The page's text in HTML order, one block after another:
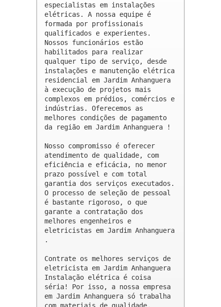
especialistas em instalações
elétricas. A nossa equipe é
formada por profissionais
qualificados e experientes.
Nossos funcionários estão
habilitados para realizar
qualquer tipo de serviço, desde
instalações e manutenção elétrica
residencial em Jardim Anhanguera
à execução de projetos mais
complexos em prédios, comércios e
indústrias. Oferecemos as
melhores condições de pagamento
da região em Jardim Anhanguera !
Nosso compromisso é oferecer
atendimento de qualidade, com
eficiência e eficácia, no menor
prazo possível e com total
garantia dos serviços executados.
O processo de seleção de pessoal
é bastante rigoroso, o que
garante a contratação dos
melhores engenheiros e
eletricistas em Jardim Anhanguera
.
Contrate os melhores serviços de
eletricista em Jardim Anhanguera
Instalação elétrica é coisa
séria! Por isso, a nossa empresa
em Jardim Anhanguera só trabalha
com materiais de qualidade,